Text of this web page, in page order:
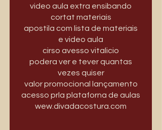
video aula extra ensibando
cortat materiais
apostila com lista de materiais
e video aula
cirso avesso vitalicio
podera ver e tever quantas
vezes quiser
valor promocional lançamento
acesso prla plataforna de aulas
wew.divadacostura.com